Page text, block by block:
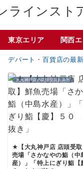
東京エリア 関西
デパート・百貨店の最
大丸神戸店の店頭受取お弁当
★【大丸神戸店 店頭受
売場「さかなやの鮨（中
産）」「特上にぎり鮨【